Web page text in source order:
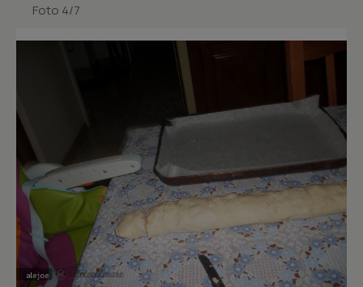
Foto 4/7